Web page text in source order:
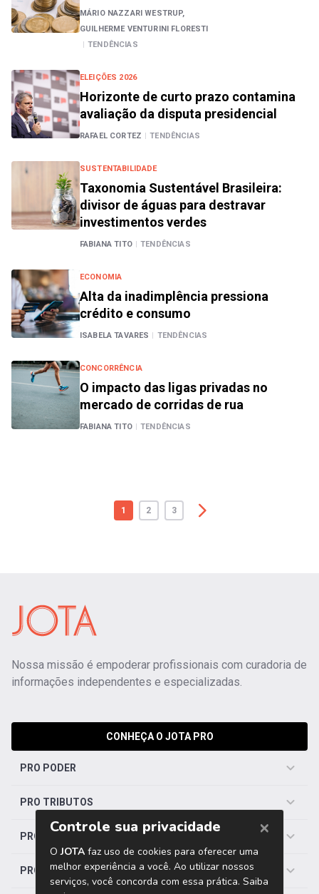
MÁRIO NAZZARI WESTRUP,
GUILHERME VENTURINI FLORESTI
| TENDÊNCIAS
ELEIÇÕES 2026
Horizonte de curto prazo contamina
avaliação da disputa presidencial
RAFAEL CORTEZ | TENDÊNCIAS
SUSTENTABILIDADE
Taxonomia Sustentável Brasileira:
divisor de águas para destravar
investimentos verdes
FABIANA TITO | TENDÊNCIAS
ECONOMIA
Alta da inadimplência pressiona
crédito e consumo
ISABELA TAVARES | TENDÊNCIAS
CONCORRÊNCIA
O impacto das ligas privadas no
mercado de corridas de rua
FABIANA TITO | TENDÊNCIAS
1 2 3
Nossa missão é empoderar profissionais com curadoria de
informações independentes e especializadas.
CONHEÇA O JOTA PRO
PRO PODER
PRO TRIBUTOS
PRO TRABALHISTA
PRO SAÚDE